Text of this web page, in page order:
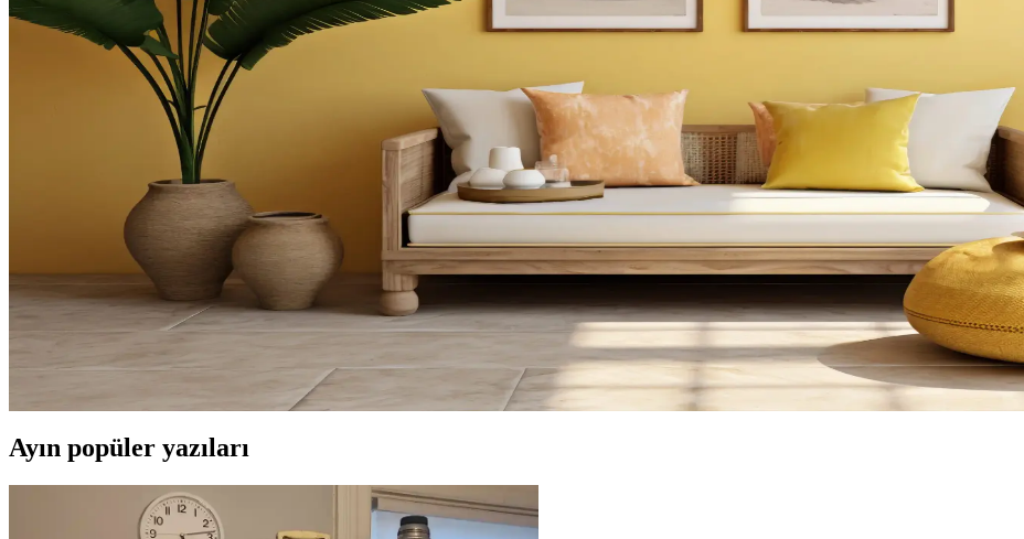
Tuvaletin üst kısmı, depolama dolapları, raflar, sanat eserleri ve uygun aydınlatma ile hem fonksiyonel hem de estetik hale getirilebilir. Doğru
Yatak Başındaki Çatı Pencereleri İçin Fonksiyonel ve Estetik Tasarım Çözümleri
Yatak başındaki çatı pencereleri için gömme oturma alanları, Roman stor perdeler, duvara monte raflar ve bitkilerle estetik ve fonksiyonel
Merdiven Üstündeki Geniş Düz Yüzeyin Fonksiyonel Kullanımı ve Tasarım Önerileri
Merdiven üstündeki geniş yüzeyler, güvenlik önlemleri ve doğru tasarım ile bitkilerden depolamaya, sanat eserlerinden evcil hayvan alanlarına
Küçük Boşlukların Dekorasyonunda İşlevsel ve Estetik Çözümler
Küçük boşlukların dekorasyonunda ışık durumu, depolama çözümleri ve kişisel kullanım alanları ön planda. Bitkiler, çok amaçlı mobilyalar ve
Ahşap Kirişli Evlerde Sage Green ve Bronz Kulplarla Modern Dekorasyon Seçenekleri
Ahşap kirişler ve beyaz tezgahların bulunduğu evlerde sage green dolaplar ve bronz kulplar, estetik ve fonksiyonel bir dekorasyon sunar.
Ayın popüler yazıları